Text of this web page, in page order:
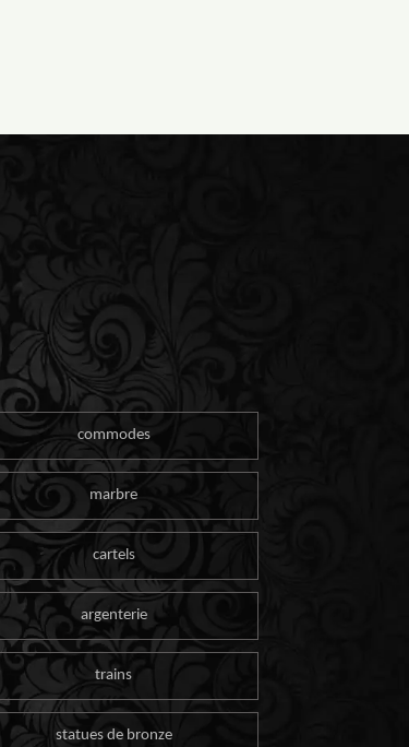
commodes
marbre
cartels
argenterie
trains
statues de bronze